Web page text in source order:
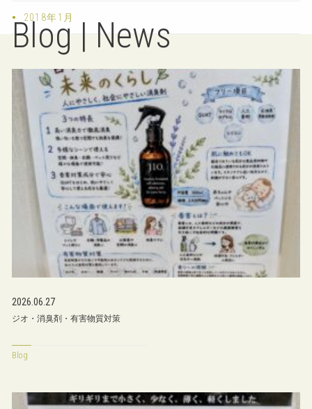
2018年1月
Blog | News
2026.06.27
ジオ・消臭剤・有害物質対策
Blog